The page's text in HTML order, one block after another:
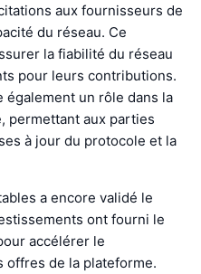
aux fournisseurs de
du réseau. Ce
la fiabilité du réseau
pour leurs contributions.
également un rôle dans la
permettant aux parties
à jour du protocole et la
a encore validé le
ont fourni le
accélérer le
offres de la plateforme.